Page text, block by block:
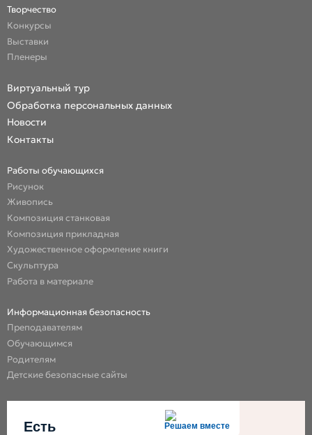
Творчество
Конкурсы
Выставки
Пленеры
Виртуальный тур
Обработка персональных данных
Новости
Контакты
Работы обучающихся
Рисунок
Живопись
Композиция станковая
Композиция прикладная
Художественное оформление книги
Скульптура
Работа в материале
Информационная безопасность
Преподавателям
Обучающимся
Родителям
Детские безопасные сайты
Решаем вместе
Есть